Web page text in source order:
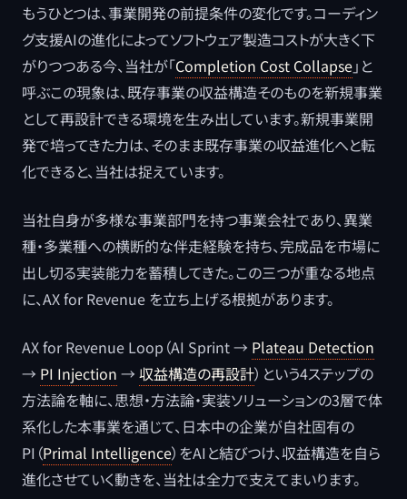
もうひとつは、事業開発の前提条件の変化です。コーディン
グ支援AIの進化によってソフトウェア製造コストが大きく下
がりつつある今、当社が「Completion Cost Collapse」と
呼ぶこの現象は、既存事業の収益構造そのものを新規事業
として再設計できる環境を生み出しています。新規事業開
発で培ってきた力は、そのまま既存事業の収益進化へと転
化できると、当社は捉えています。
当社自身が多様な事業部門を持つ事業会社であり、異業
種・多業種への横断的な伴走経験を持ち、完成品を市場に
出し切る実装能力を蓄積してきた。この三つが重なる地点
に、AX for Revenue を立ち上げる根拠があります。
AX for Revenue Loop（AI Sprint → Plateau Detection
→ PI Injection → 収益構造の再設計）という4ステップの
方法論を軸に、思想・方法論・実装ソリューションの3層で体
系化した本事業を通じて、日本中の企業が自社固有の
PI（Primal Intelligence）をAIと結びつけ、収益構造を自ら
進化させていく動きを、当社は全力で支えてまいります。